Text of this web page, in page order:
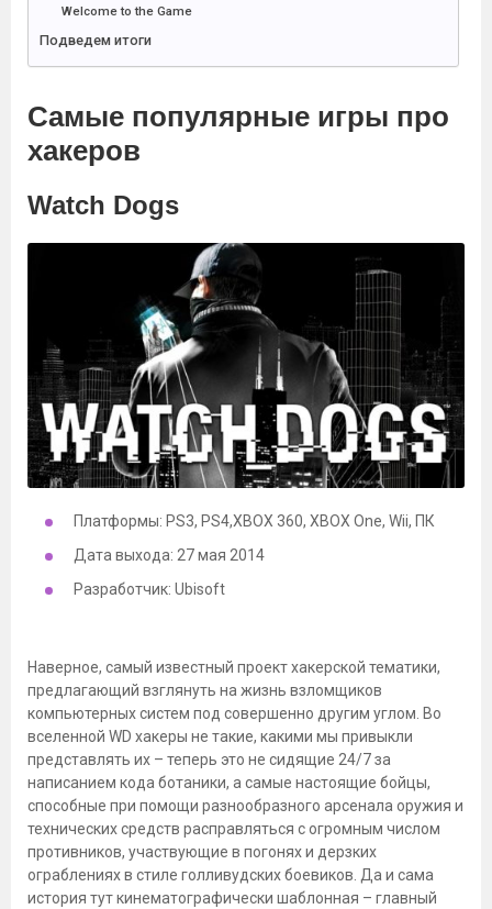
Welcome to the Game
Подведем итоги
Самые популярные игры про
хакеров
Watch Dogs
Платформы: PS3, PS4,XBOX 360, XBOX One, Wii, ПК
Дата выхода: 27 мая 2014
Разработчик: Ubisoft
Наверное, самый известный проект хакерской тематики,
предлагающий взглянуть на жизнь взломщиков
компьютерных систем под совершенно другим углом. Во
вселенной WD хакеры не такие, какими мы привыкли
представлять их – теперь это не сидящие 24/7 за
написанием кода ботаники, а самые настоящие бойцы,
способные при помощи разнообразного арсенала оружия и
технических средств расправляться с огромным числом
противников, участвующие в погонях и дерзких
ограблениях в стиле голливудских боевиков. Да и сама
история тут кинематографически шаблонная – главный